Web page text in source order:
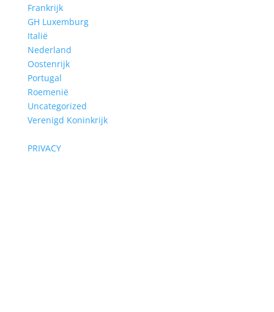
Frankrijk
GH Luxemburg
Italië
Nederland
Oostenrijk
Portugal
Roemenië
Uncategorized
Verenigd Koninkrijk
PRIVACY